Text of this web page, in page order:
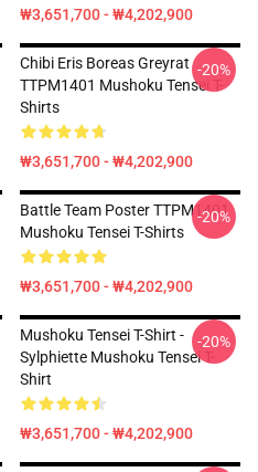
₩3,651,700 - ₩4,202,900
Chibi Eris Boreas Greyrat
TTPM1401 Mushoku Tensei T-
Shirts
₩3,651,700 - ₩4,202,900
-20%
Battle Team Poster TTPM1401
Mushoku Tensei T-Shirts
₩3,651,700 - ₩4,202,900
-20%
Mushoku Tensei T-Shirt -
Sylphiette Mushoku Tensei T-
Shirt
₩3,651,700 - ₩4,202,900
-20%